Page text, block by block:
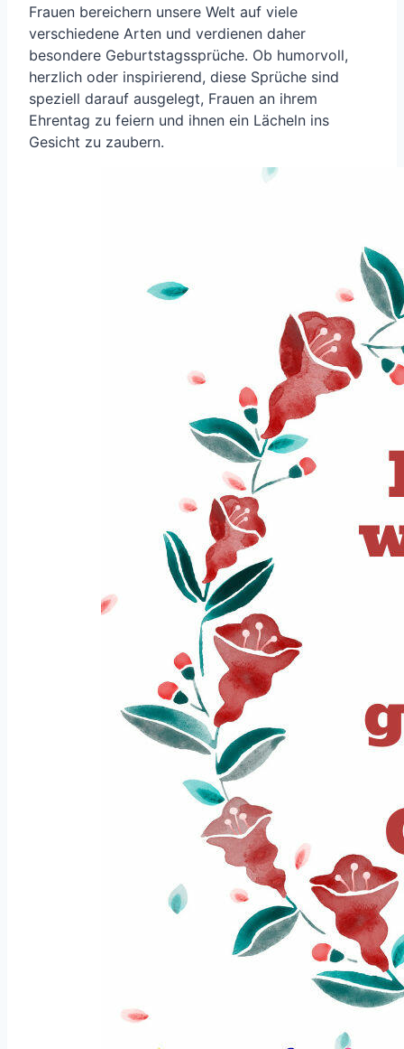
Frauen bereichern unsere Welt auf viele
verschiedene Arten und verdienen daher
besondere Geburtstagssprüche. Ob humorvoll,
herzlich oder inspirierend, diese Sprüche sind
speziell darauf ausgelegt, Frauen an ihrem
Ehrentag zu feiern und ihnen ein Lächeln ins
Gesicht zu zaubern.